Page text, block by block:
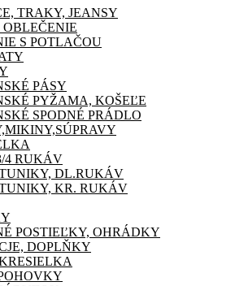
TRAKY, JEANSY
S POTLAČOU
PÁSY
PYŽAMA, KOŠEĽE
SPODNÉ PRÁDLO
4 RUKÁV
DL.RUKÁV
KR. RUKÁV
POSTIEĽKY, OHRÁDKY
DOPLŇKY